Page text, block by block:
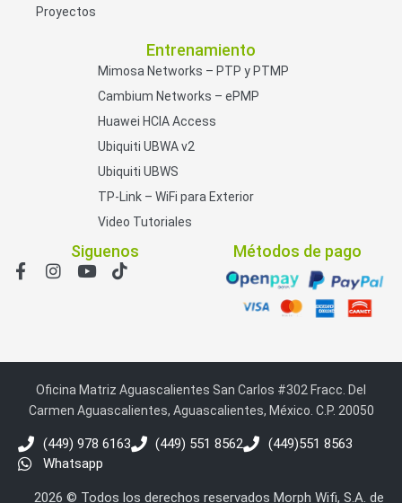
Proyectos
Entrenamiento
Mimosa Networks – PTP y PTMP
Cambium Networks – ePMP
Huawei HCIA Access
Ubiquiti UBWA v2
Ubiquiti UBWS
TP-Link – WiFi para Exterior
Video Tutoriales
Siguenos Métodos de pago
Oficina Matriz Aguascalientes San Carlos #302 Fracc. Del
Carmen Aguascalientes, Aguascalientes, México. C.P. 20050
(449) 978 6163 (449) 551 8562
(449)551 8563
Whatsapp
2026 © Todos los derechos reservados Morph Wifi, S.A. de